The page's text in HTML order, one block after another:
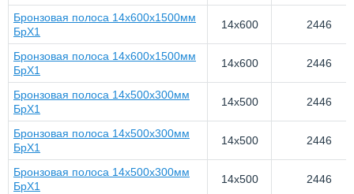
Бронзовая полоса 14x600x1500мм
БрХ1
14x600 2446
Бронзовая полоса 14x600x1500мм
БрХ1
14x600 2446
Бронзовая полоса 14x500х300мм
БрХ1
14x500 2446
Бронзовая полоса 14x500х300мм
БрХ1
14x500 2446
Бронзовая полоса 14x500х300мм
БрХ1
14x500 2446